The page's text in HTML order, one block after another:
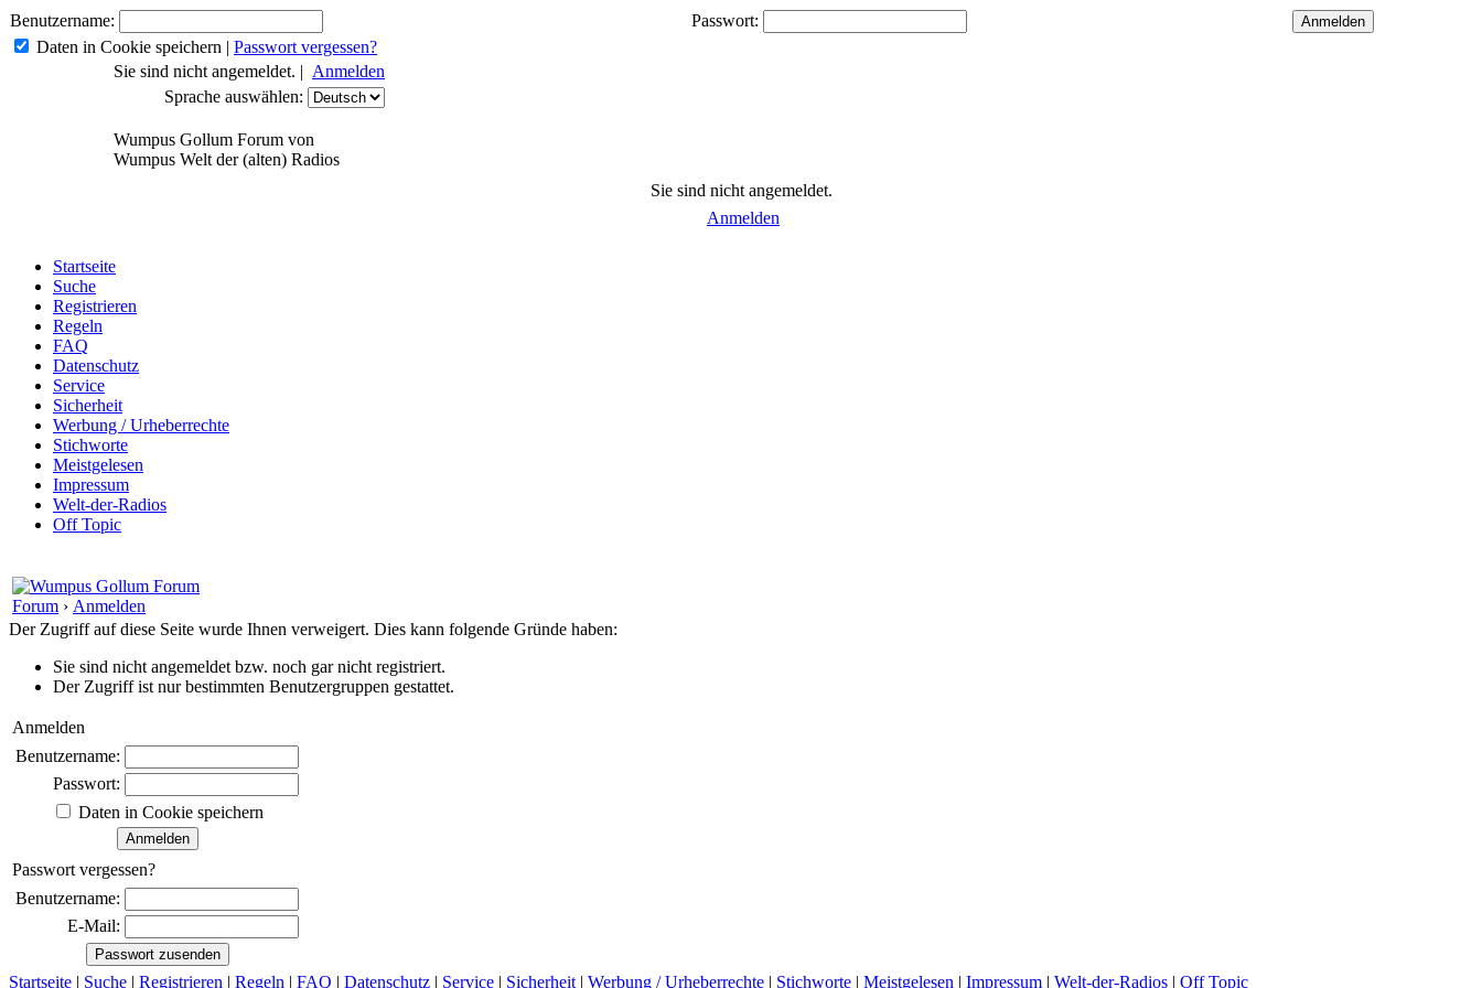
Benutzername:
Passwort:
Daten in Cookie speichern | Passwort vergessen?
Sie sind nicht angemeldet. | Anmelden
Sprache auswählen:
Wumpus Gollum Forum von
Wumpus Welt der (alten) Radios
Sie sind nicht angemeldet.
Anmelden
Startseite
Suche
Registrieren
Regeln
FAQ
Datenschutz
Service
Sicherheit
Werbung / Urheberrechte
Stichworte
Meistgelesen
Impressum
Welt-der-Radios
Off Topic
Forum › Anmelden
Der Zugriff auf diese Seite wurde Ihnen verweigert. Dies kann folgende Gründe haben:
Sie sind nicht angemeldet bzw. noch gar nicht registriert.
Der Zugriff ist nur bestimmten Benutzergruppen gestattet.
Anmelden
Benutzername:
Passwort:
Daten in Cookie speichern
Passwort vergessen?
Benutzername:
E-Mail:
Startseite | Suche | Registrieren | Regeln | FAQ | Datenschutz | Service | Sicherheit | Werbung / Urheberrechte | Stichworte | Meistgelesen | Impressum | Welt-der-Radios | Off Topic